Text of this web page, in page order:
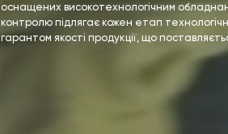
оснащених високотехнологічним
контролю підлягає кожен етап
гарантом якості продукції, що